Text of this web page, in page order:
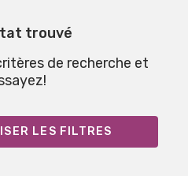
trouvé
de recherche et
LES FILTRES